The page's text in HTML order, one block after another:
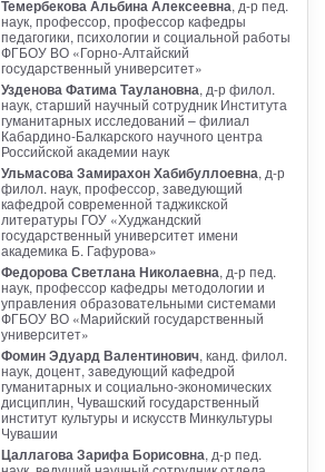
Темербекова Альбина Алексеевна, д-р пед.
наук, профессор, профессор кафедры
педагогики, психологии и социальной работы
ФГБОУ ВО «Горно-Алтайский
государственный университет»
Узденова Фатима Таулановна, д-р филол.
наук, старший научный сотрудник Института
гуманитарных исследований – филиал
Кабардино-Балкарского научного центра
Российской академии наук
Ульмасова Замирахон Хабибуллоевна, д-р
филол. наук, профессор, заведующий
кафедрой современной таджикской
литературы ГОУ «Худжандский
государственный университет имени
академика Б. Гафурова»
Федорова Светлана Николаевна, д-р пед.
наук, профессор кафедры методологии и
управления образовательными системами
ФГБОУ ВО «Марийский государственный
университет»
Фомин Эдуард Валентинович, канд. филол.
наук, доцент, заведующий кафедрой
гуманитарных и социально-экономических
дисциплин, Чувашский государственный
институт культуры и искусств Минкультуры
Чувашии
Цаллагова Зарифа Борисовна, д-р пед.